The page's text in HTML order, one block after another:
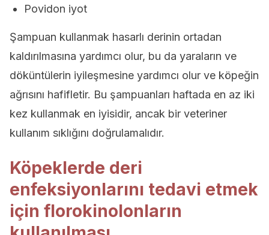
Povidon iyot
Şampuan kullanmak hasarlı derinin ortadan
kaldırılmasına yardımcı olur, bu da yaraların ve
döküntülerin iyileşmesine yardımcı olur ve köpeğin
ağrısını hafifletir. Bu şampuanları haftada en az iki
kez kullanmak en iyisidir, ancak bir veteriner
kullanım sıklığını doğrulamalıdır.
Köpeklerde deri
enfeksiyonlarını tedavi etmek
için florokinolonların